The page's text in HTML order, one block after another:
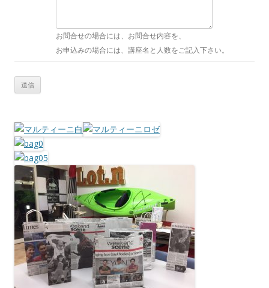
お問合せの場合には、お問合せ内容を、
お申込みの場合には、講座名と人数をご記入下さい。